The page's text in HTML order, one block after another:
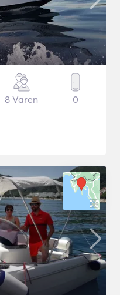
8 Varen 0